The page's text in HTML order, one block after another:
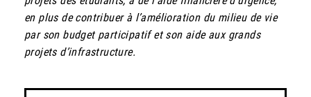
en plus de contribuer à l’amélioration du milieu de vie
par son budget participatif et son aide aux grands
projets d’infrastructure.